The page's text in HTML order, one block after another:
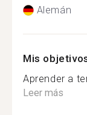
Alemán
Mis
Aprender a
Leer más